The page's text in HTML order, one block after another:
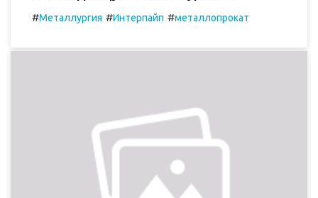
#Металлургия #Интерпайп #металлопрокат